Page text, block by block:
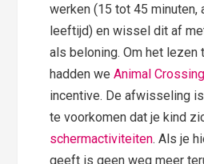
werken (15 tot 45 minuten,
leeftijd) en wissel dit af
als beloning. Om het lezen
hadden we Animal
incentive. De afwisseling
te voorkomen dat je kind
schermactiviteiten. Als je
geeft is geen weg meer